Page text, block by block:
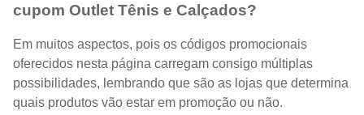
cupom Outlet Tênis e Calçados?
Em muitos aspectos, pois os códigos promocionais
oferecidos nesta página carregam consigo múltiplas
possibilidades, lembrando que são as lojas que determina
quais produtos vão estar em promoção ou não.